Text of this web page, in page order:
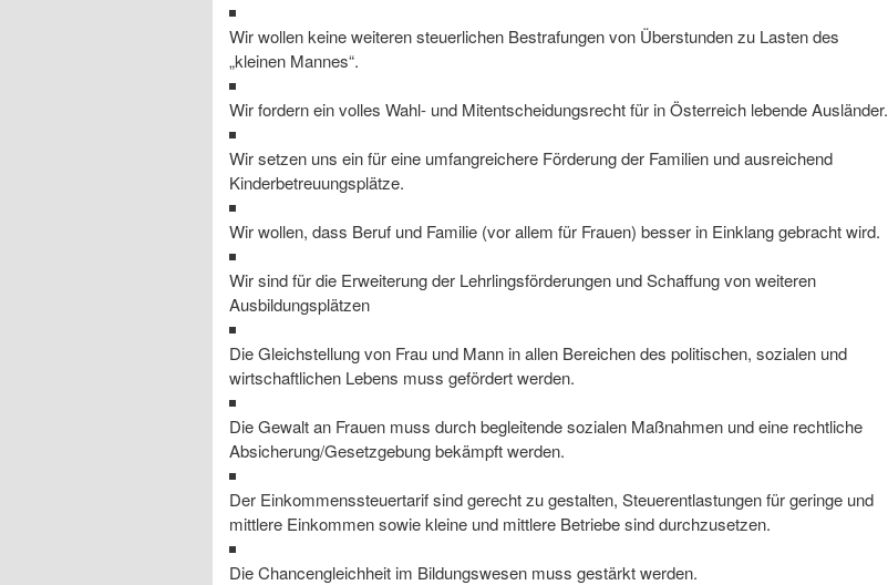
Wir wollen keine weiteren steuerlichen Bestrafungen von Überstunden zu Lasten des
„kleinen Mannes“.
Wir fordern ein volles Wahl- und Mitentscheidungsrecht für in Österreich lebende Ausländer.
Wir setzen uns ein für eine umfangreichere Förderung der Familien und ausreichend
Kinderbetreuungsplätze.
Wir wollen, dass Beruf und Familie (vor allem für Frauen) besser in Einklang gebracht wird.
Wir sind für die Erweiterung der Lehrlingsförderungen und Schaffung von weiteren
Ausbildungsplätzen
Die Gleichstellung von Frau und Mann in allen Bereichen des politischen, sozialen und
wirtschaftlichen Lebens muss gefördert werden.
Die Gewalt an Frauen muss durch begleitende sozialen Maßnahmen und eine rechtliche
Absicherung/Gesetzgebung bekämpft werden.
Der Einkommenssteuertarif sind gerecht zu gestalten, Steuerentlastungen für geringe und
mittlere Einkommen sowie kleine und mittlere Betriebe sind durchzusetzen.
Die Chancengleichheit im Bildungswesen muss gestärkt werden.